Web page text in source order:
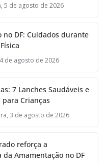
5 de agosto de 2026
no DF: Cuidados durante
de agosto de 2026
7 Lanches Saudáveis e
para Crianças
3 de agosto de 2026
reforça a
Amamentação no DF